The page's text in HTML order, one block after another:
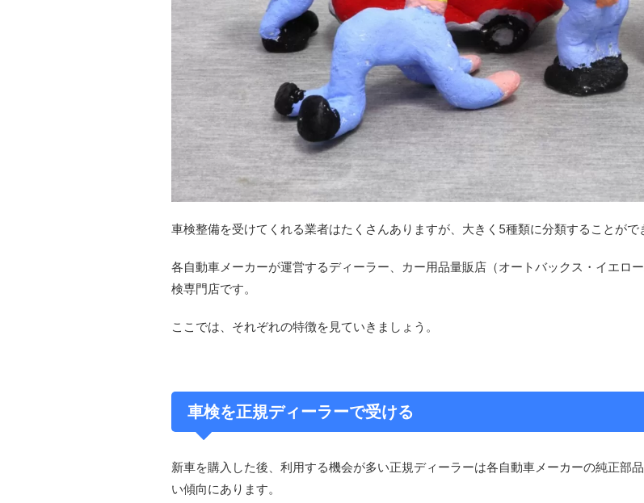
車検整備を受けてくれる業者はたくさんありますが、大きく5種類に分類することがで
各自動車メーカーが運営するディーラー、カー用品量販店（オートバックス・イエロ
検専門店です。
ここでは、それぞれの特徴を見ていきましょう。
車検を正規ディーラーで受ける
新車を購入した後、利用する機会が多い正規ディーラーは各自動車メーカーの純正部
い傾向にあります。